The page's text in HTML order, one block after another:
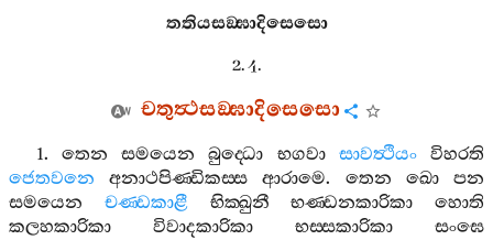
තතියසඞ‍්ඝාදිසෙසො
2. 4.
චතුත්‍ථසඞ‍්ඝාදිසෙසො
1. තෙන සමයෙන බුද‍්ධො භගවා සාවත්‍ථියං
විහරති
ජෙතවනෙ
අනාථපිණ‍්ඩිකස‍්ස ආරාමෙ. තෙන ඛො
පන
සමයෙන
චණ‍්ඩකාළී භික‍්ඛුනී භණ‍්ඩනකාරිකා
හොති
කලහකාරිකා
විවාදකාරිකා භස‍්සකාරිකා
සංඝෙ